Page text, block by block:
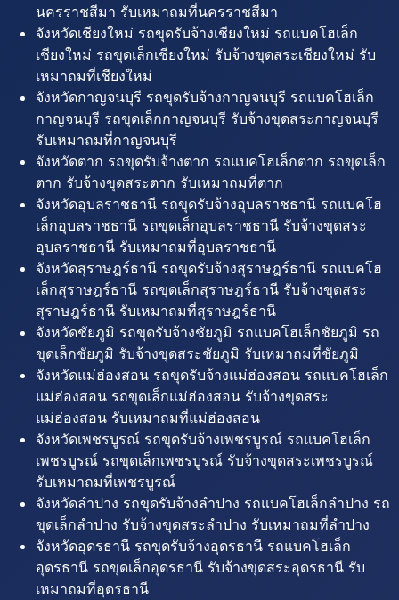
นครราชสีมา รับเหมาถมที่นครราชสีมา
จังหวัดเชียงใหม่ รถขุดรับจ้างเชียงใหม่ รถแบคโฮเล็ก
เชียงใหม่ รถขุดเล็กเชียงใหม่ รับจ้างขุดสระเชียงใหม่ รับ
เหมาถมที่เชียงใหม่
จังหวัดกาญจนบุรี รถขุดรับจ้างกาญจนบุรี รถแบคโฮเล็ก
กาญจนบุรี รถขุดเล็กกาญจนบุรี รับจ้างขุดสระกาญจนบุรี
รับเหมาถมที่กาญจนบุรี
จังหวัดตาก รถขุดรับจ้างตาก รถแบคโฮเล็กตาก รถขุดเล็ก
ตาก รับจ้างขุดสระตาก รับเหมาถมที่ตาก
จังหวัดอุบลราชธานี รถขุดรับจ้างอุบลราชธานี รถแบคโฮ
เล็กอุบลราชธานี รถขุดเล็กอุบลราชธานี รับจ้างขุดสระ
อุบลราชธานี รับเหมาถมที่อุบลราชธานี
จังหวัดสุราษฎร์ธานี รถขุดรับจ้างสุราษฎร์ธานี รถแบคโฮ
เล็กสุราษฎร์ธานี รถขุดเล็กสุราษฎร์ธานี รับจ้างขุดสระ
สุราษฎร์ธานี รับเหมาถมที่สุราษฎร์ธานี
จังหวัดชัยภูมิ รถขุดรับจ้างชัยภูมิ รถแบคโฮเล็กชัยภูมิ รถ
ขุดเล็กชัยภูมิ รับจ้างขุดสระชัยภูมิ รับเหมาถมที่ชัยภูมิ
จังหวัดแม่ฮ่องสอน รถขุดรับจ้างแม่ฮ่องสอน รถแบคโฮเล็ก
แม่ฮ่องสอน รถขุดเล็กแม่ฮ่องสอน รับจ้างขุดสระ
แม่ฮ่องสอน รับเหมาถมที่แม่ฮ่องสอน
จังหวัดเพชรบูรณ์ รถขุดรับจ้างเพชรบูรณ์ รถแบคโฮเล็ก
เพชรบูรณ์ รถขุดเล็กเพชรบูรณ์ รับจ้างขุดสระเพชรบูรณ์
รับเหมาถมที่เพชรบูรณ์
จังหวัดลำปาง รถขุดรับจ้างลำปาง รถแบคโฮเล็กลำปาง รถ
ขุดเล็กลำปาง รับจ้างขุดสระลำปาง รับเหมาถมที่ลำปาง
จังหวัดอุดรธานี รถขุดรับจ้างอุดรธานี รถแบคโฮเล็ก
อุดรธานี รถขุดเล็กอุดรธานี รับจ้างขุดสระอุดรธานี รับ
เหมาถมที่อุดรธานี